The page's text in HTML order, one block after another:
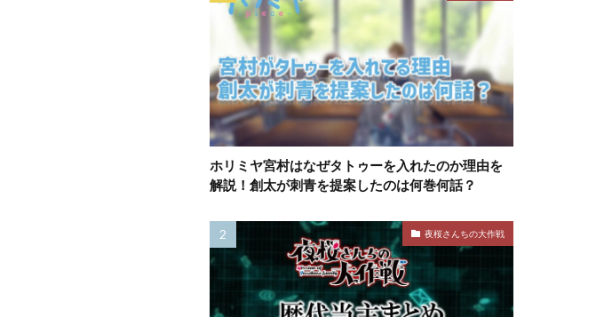
ホリミヤ宮村はなぜタトゥーを入れたのか理由を
解説！創太が刺青を提案したのは何巻何話？
夜桜さんちの大作戦